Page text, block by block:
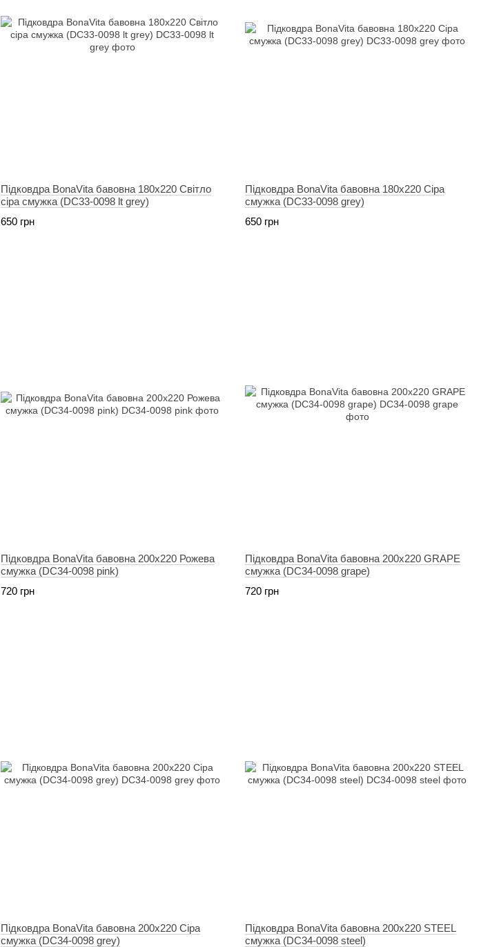
Підковдра BonaVita бавовна 180х220 Світло
сіра смужка (DC33-0098 lt grey)
650 грн
Підковдра BonaVita бавовна 180х220 Сіра
смужка (DC33-0098 grey)
650 грн
Підковдра BonaVita бавовна 200х220 Рожева
смужка (DC34-0098 pink)
720 грн
Підковдра BonaVita бавовна 200х220 GRAPE
смужка (DC34-0098 grape)
720 грн
Підковдра BonaVita бавовна 200х220 Сіра
смужка (DC34-0098 grey)
Підковдра BonaVita бавовна 200х220 STEEL
смужка (DC34-0098 steel)